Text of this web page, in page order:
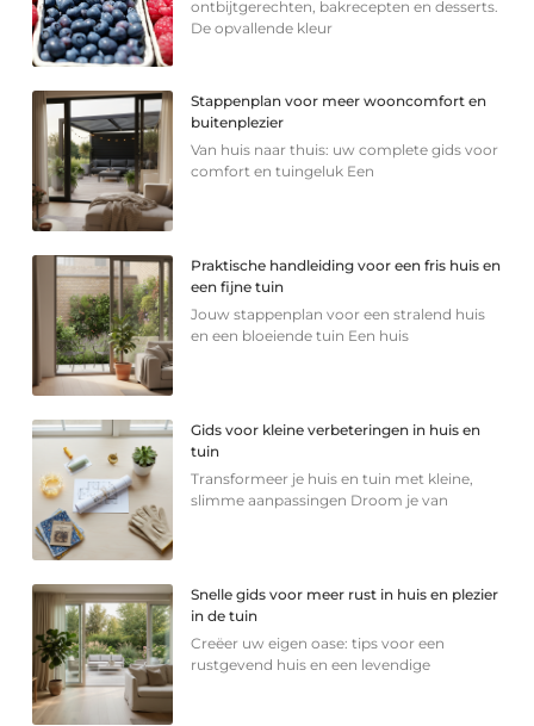
ontbijtgerechten, bakrecepten en desserts.
De opvallende kleur
Stappenplan voor meer wooncomfort en
buitenplezier
Van huis naar thuis: uw complete gids voor
comfort en tuingeluk Een
Praktische handleiding voor een fris huis en
een fijne tuin
Jouw stappenplan voor een stralend huis
en een bloeiende tuin Een huis
Gids voor kleine verbeteringen in huis en
tuin
Transformeer je huis en tuin met kleine,
slimme aanpassingen Droom je van
Snelle gids voor meer rust in huis en plezier
in de tuin
Creëer uw eigen oase: tips voor een
rustgevend huis en een levendige